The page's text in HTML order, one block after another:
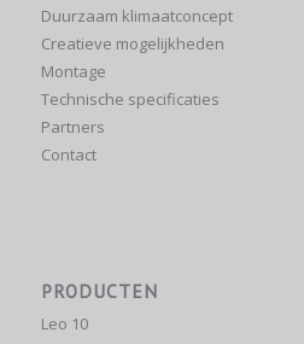
Duurzaam klimaatconcept
Creatieve mogelijkheden
Montage
Technische specificaties
Partners
Contact
PRODUCTEN
Leo 10